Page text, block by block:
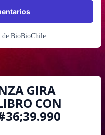
de BioBioChile
GIRA
CON